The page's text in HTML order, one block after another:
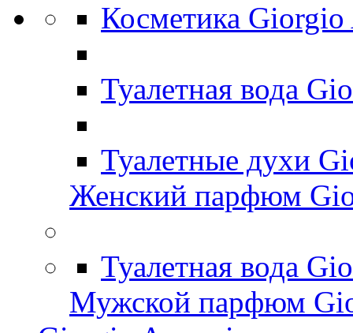
Косметика
Туалетная вода
Туалетные духи
Женский парфюм
Туалетная вода
Мужской парфюм